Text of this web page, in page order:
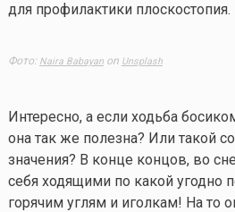
для профилактики плоскостопия.
Фото: Naira Babayanon Unsplash
Интересно, а если ходьба
она так же полезна? Или такой
значения? В конце концов, во
себя ходящими по какой угодно
горячим углям и иголкам! На то